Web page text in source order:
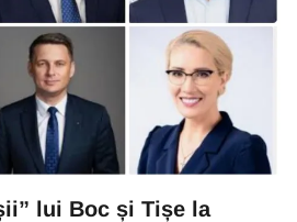
lui Boc și Tișe la